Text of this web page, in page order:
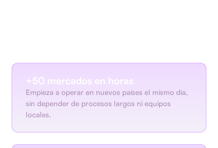
+50 mercados en horas
Empieza a operar en nuevos países el mismo día,
sin depender de procesos largos ni equipos
locales.